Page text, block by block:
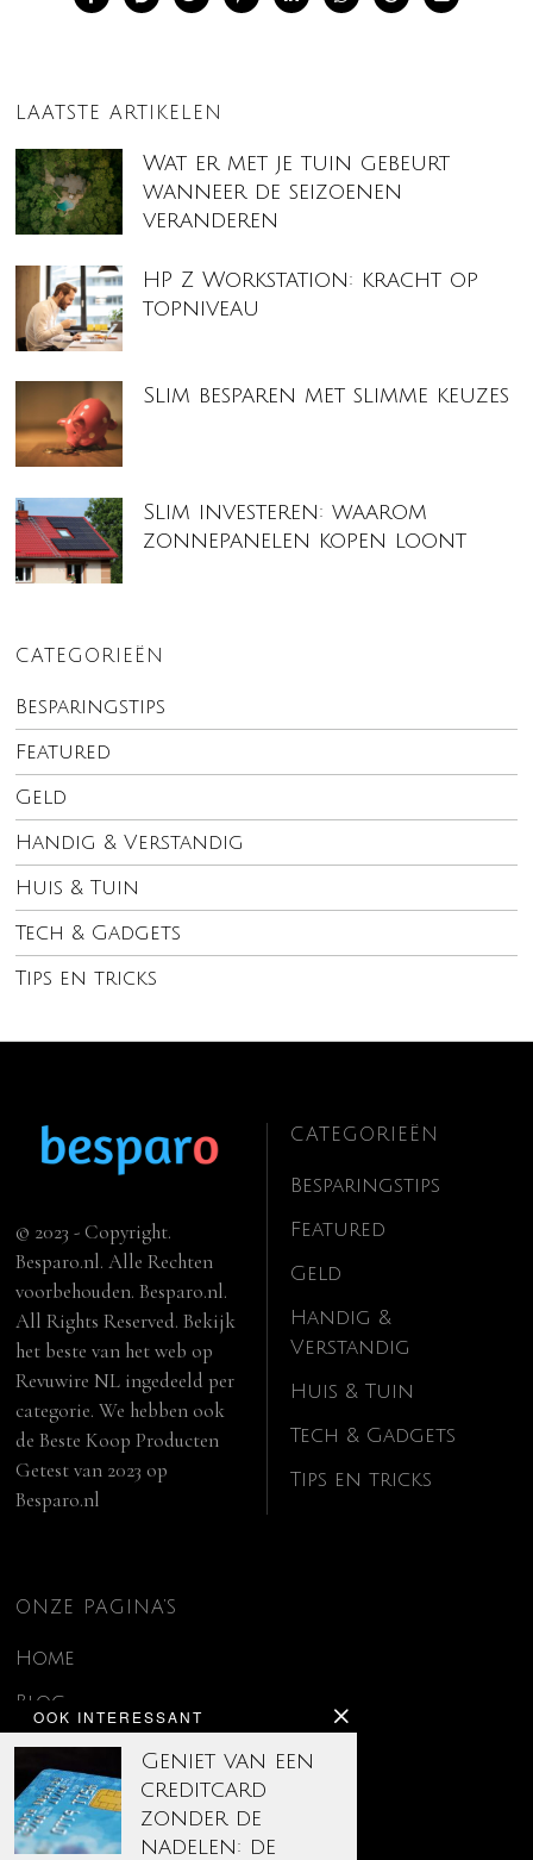
LAATSTE ARTIKELEN
Wat er met je tuin gebeurt
wanneer de seizoenen
veranderen
HP Z Workstation: kracht op
topniveau
Slim besparen met slimme keuzes
Slim investeren: waarom
zonnepanelen kopen loont
CATEGORIEËN
Besparingstips
Featured
Geld
Handig & Verstandig
Huis & Tuin
Tech & Gadgets
Tips en tricks
OOK INTERESSANT
Geniet van een
creditcard
zonder de
nadelen: de
© 2023 - Copyright.
Besparo.nl. Alle Rechten
voorbehouden. Besparo.nl.
All Rights Reserved. Bekijk
het beste van het web op
Revuwire NL ingedeeld per
categorie. We hebben ook
deBeste Koop Producten
Getest van 2023 op
Besparo.nl
CATEGORIEËN
Besparingstips
Featured
Geld
Handig &
Verstandig
Huis & Tuin
Tech & Gadgets
Tips en tricks
ONZE PAGINA’S
Home
Blog
Contact
Disclaimer
Over ons